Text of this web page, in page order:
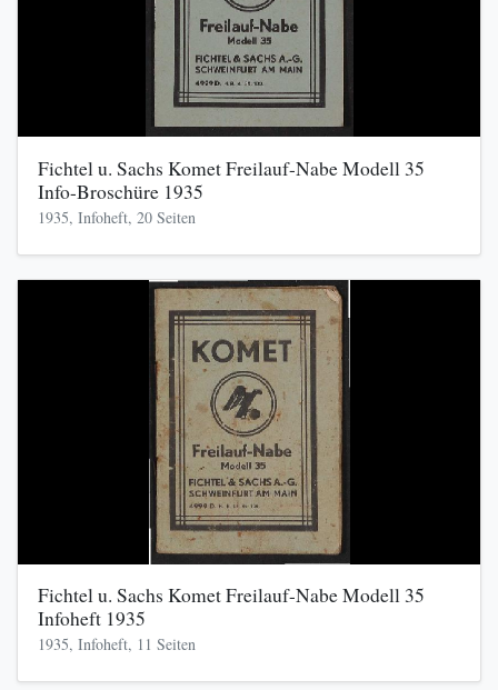
Fichtel u. Sachs Komet Freilauf-Nabe Modell 35
Info-Broschüre 1935
1935, Infoheft, 20 Seiten
Fichtel u. Sachs Komet Freilauf-Nabe Modell 35
Infoheft 1935
1935, Infoheft, 11 Seiten